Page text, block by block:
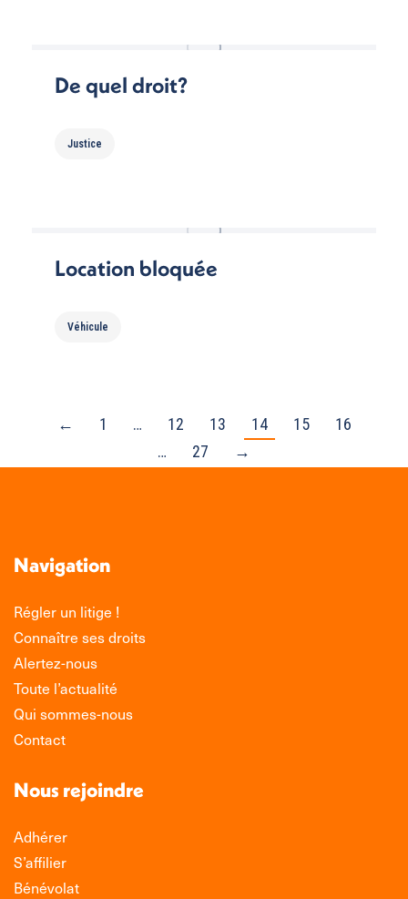
De quel droit?
Justice
Location bloquée
Véhicule
← 1 … 12 13 14 15
16
…
27 →
Navigation
Régler un litige !
Connaître ses droits
Alertez-nous
Toute l’actualité
Qui sommes-nous
Contact
Nous rejoindre
Adhérer
S’affilier
Bénévolat